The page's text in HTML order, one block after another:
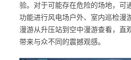
验。对于可能存在危险的场地，可
功能进行风电场户外、室内巡检漫
漫游从升压站到空中漫游查看，直
带来与众不同的震撼观感。